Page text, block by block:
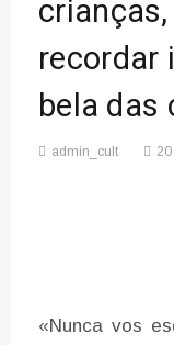
recordar
bela das
admin_cult
«Nunca vos